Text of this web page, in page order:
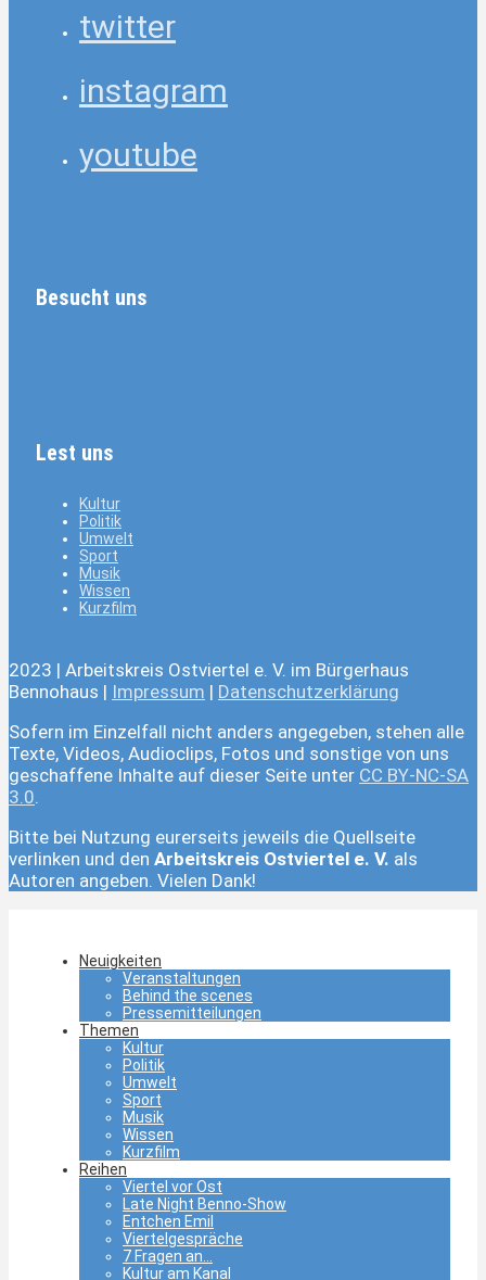
twitter
instagram
youtube
Besucht uns
Lest uns
Kultur
Politik
Umwelt
Sport
Musik
Wissen
Kurzfilm
2023 | Arbeitskreis Ostviertel e. V. im Bürgerhaus
Bennohaus | Impressum | Datenschutzerklärung
Sofern im Einzelfall nicht anders angegeben, stehen alle
Texte, Videos, Audioclips, Fotos und sonstige von uns
geschaffene Inhalte auf dieser Seite unter CC BY-NC-SA
3.0.
Bitte bei Nutzung eurerseits jeweils die Quellseite
verlinken und den Arbeitskreis Ostviertel e. V. als
Autoren angeben. Vielen Dank!
Neuigkeiten
Veranstaltungen
Behind the scenes
Pressemitteilungen
Themen
Kultur
Politik
Umwelt
Sport
Musik
Wissen
Kurzfilm
Reihen
Viertel vor Ost
Late Night Benno-Show
Entchen Emil
Viertelgespräche
7 Fragen an…
Kultur am Kanal